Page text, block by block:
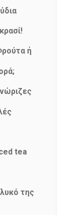
ή
tea
της